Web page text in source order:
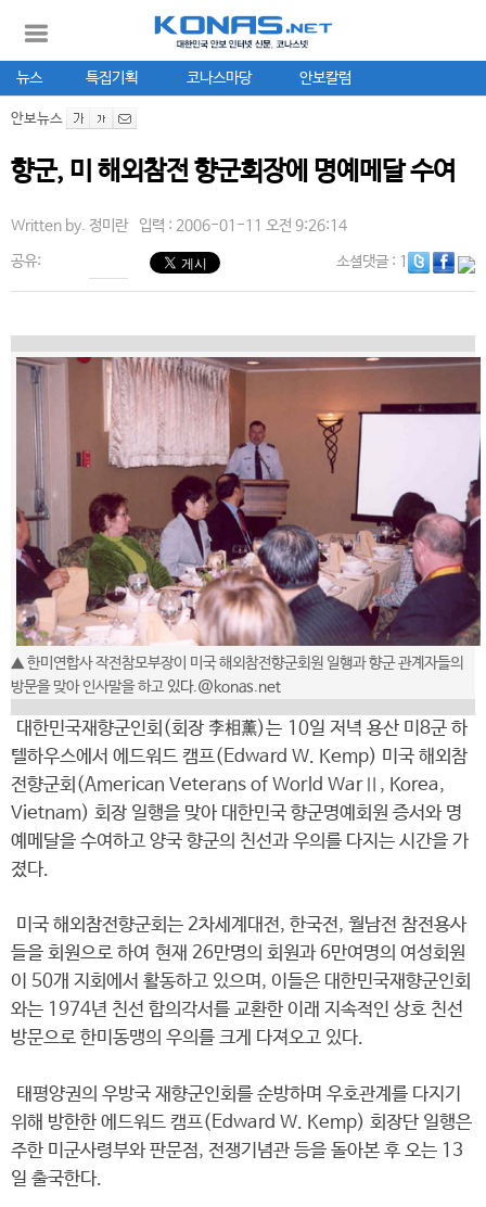
뉴스 특집기획 코나스마당 안보칼럼
안보뉴스
향군, 미 해외참전 향군회장에 명예메달 수여
Written by. 정미란 입력 : 2006-01-11 오전 9:26:14
공유: 소셜댓글: 1
▲ 한미연합사 작전참모부장이 미국 해외참전향군회원 일행과 향군 관계자들의
방문을 맞아 인사말을 하고있다.@konas.net
대한민국재향군인회(회장 李相薰)는 10일 저녁 용산 미8군 하
텔하우스에서 에드워드 캠프(Edward W. Kemp) 미국 해외참
전향군회(American Veterans of World WarⅡ, Korea,
Vietnam) 회장 일행을 맞아 대한민국 향군명예회원 증서와 명
예메달을 수여하고 양국 향군의 친선과 우의를 다지는 시간을 가
졌다.
미국 해외참전향군회는 2차세계대전, 한국전, 월남전 참전용사
들을 회원으로 하여 현재 26만명의 회원과 6만여명의 여성회원
이 50개 지회에서 활동하고 있으며, 이들은 대한민국재향군인회
와는 1974년 친선 합의각서를 교환한 이래 지속적인 상호 친선
방문으로 한미동맹의 우의를 크게 다져오고 있다.
태평양권의 우방국 재향군인회를 순방하며 우호관계를 다지기
위해 방한한 에드워드 캠프(Edward W. Kemp) 회장단 일행은
주한 미군사령부와 판문점, 전쟁기념관 등을 돌아본 후 오는 13
일 출국한다.